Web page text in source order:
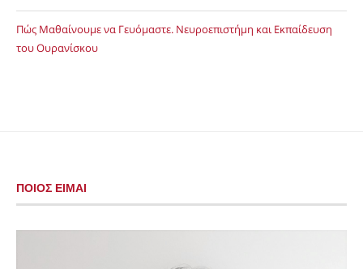
Πώς Μαθαίνουμε να Γευόμαστε. Νευροεπιστήμη και Εκπαίδευση
του Ουρανίσκου
ΠΟΙΟΣ ΕΙΜΑΙ